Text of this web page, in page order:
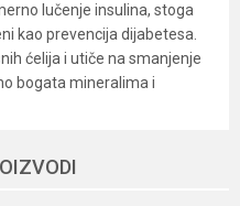
lučenje insulina, stoga
kao prevencija dijabetesa.
ćelija i utiče na smanjenje
bogata mineralima i
mekinje i griz